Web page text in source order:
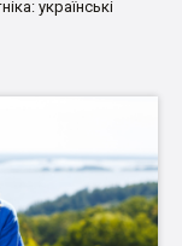
українські